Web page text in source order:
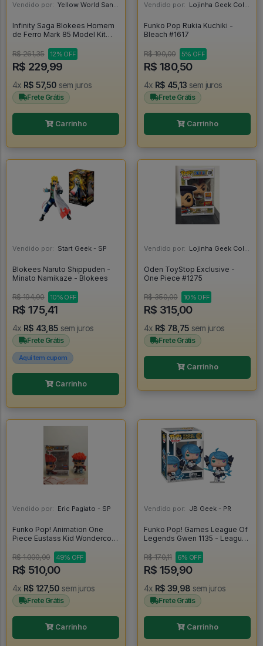
Vendido por: Yellow World Santos - SP
Infinity Saga Blokees Homem
de Ferro Mark 85 Model Kit
R$ 261,35
12% OFF
R$ 229,99
4x R$ 57,50 sem juros
Frete Grátis
Carrinho
Vendido por: Lojinha Geek Colecionáveis - DF
Funko Pop Rukia Kuchiki -
Bleach #1617
R$ 190,00 5% OFF
R$ 180,50
4x R$ 45,13 sem juros
Frete Grátis
Carrinho
Vendido por: Start Geek - SP
Blokees Naruto Shippuden -
Minato Namikaze - Blokees
R$ 194,90 10% OFF
R$ 175,41
4x R$ 43,85 sem juros
Frete Grátis
Aqui tem cupom
Carrinho
Vendido por: Lojinha Geek Colecionáveis - DF
Oden ToyStop Exclusive -
One Piece #1275
R$ 350,00 10% OFF
R$ 315,00
4x R$ 78,75 sem juros
Frete Grátis
Carrinho
Vendido por: Eric Pagiato - SP
Funko Pop! Animation One
Piece Eustass Kid Wondercom
R$ 1.000,00
49% OFF
R$ 510,00
4x R$ 127,50 sem juros
Frete Grátis
Carrinho
Vendido por: JB Geek - PR
Funko Pop! Games League Of
Legends Gwen 1135 - League
R$ 170,11
6% OFF
R$ 159,90
4x R$ 39,98 sem juros
Frete Grátis
Carrinho